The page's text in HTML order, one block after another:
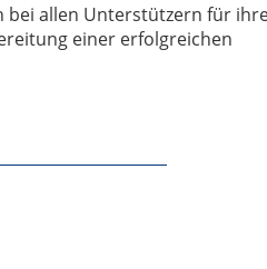
bei allen Unterstützern für
einer erfolgreichen